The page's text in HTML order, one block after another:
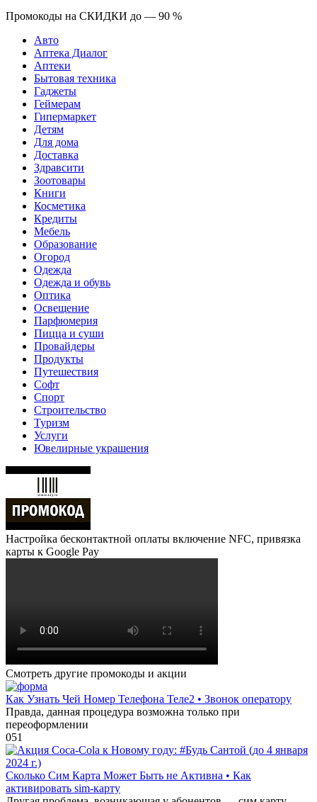
Промокоды на СКИДКИ до — 90 %
Авто
Аптека Диалог
Аптеки
Бытовая техника
Гаджеты
Геймерам
Гипермаркет
Детям
Для дома
Доставка
Здравсити
Зоотовары
Книги
Косметика
Кредиты
Мебель
Образование
Огород
Одежда
Одежда и обувь
Оптика
Освещение
Парфюмерия
Пицца и суши
Провайдеры
Продукты
Путешествия
Софт
Спорт
Строительство
Туризм
Услуги
Ювелирные украшения
Настройка бесконтактной оплаты включение NFC, привязка
карты к Google Pay
Смотреть другие промокоды и акции
Как Узнать Чей Номер Телефона Теле2 • Звонок оператору
Правда, данная процедура возможна только при
переоформлении
051
Сколько Сим Карта Может Быть не Активна • Как
активировать sim-карту